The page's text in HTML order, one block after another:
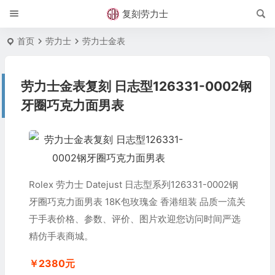
复刻劳力士
首页 劳力士 劳力士金表
劳力士金表复刻 日志型126331-0002钢
牙圈巧克力面男表
Rolex 劳力士 Datejust 日志型系列126331-0002钢
牙圈巧克力面男表 18K包玫瑰金 香港组装 品质一流关
于手表价格、参数、评价、图片欢迎您访问时间严选
精仿手表商城。
￥2380元